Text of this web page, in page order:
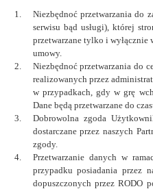
archiwizacja
Całe
Warszawie
zgodna z
6 września
poz. 1198)
w sprawie
Dodatkowo,
Dzięki
naszych
Niezbędnoć przetwarzania do
serwisu bąd usługi), której
przetwarzane tylko i wyłącznie
umowy.
Niezbędnoć przetwarzania do
realizowanych przez
w przypadkach, gdy w grę
Dane będą przetwarzane do
Dobrowolna zgoda
dostarczane przez naszych
zgody.
Przetwarzanie danych w
przypadku posiadania przez
dopuszczonych przez RODO